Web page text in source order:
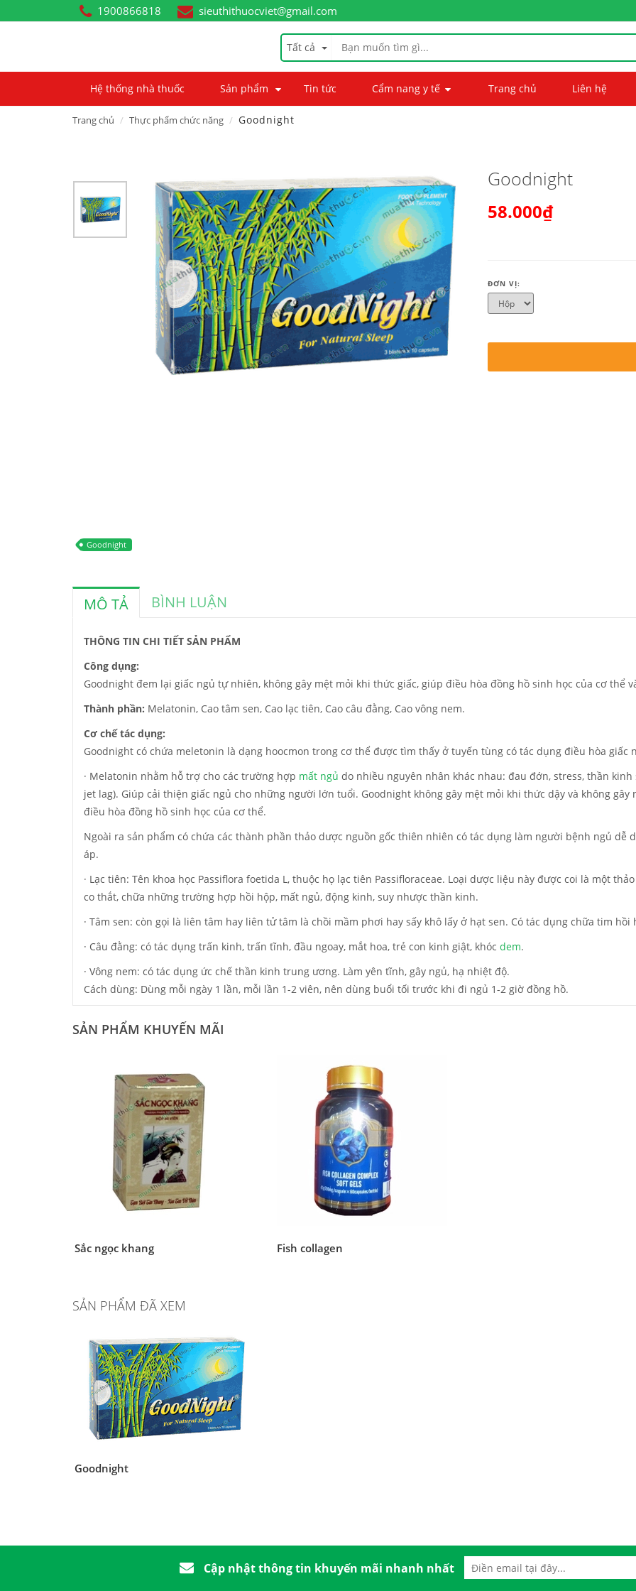
1900866818 sieuthithuocviet@gmail.com
Tất cả
Hệ thống nhà thuốc Sản phẩm Tin tức Cẩm nang y tế Trang chủ Liên hệ
Trang chủ Thực phẩm chức năng Goodnight
Goodnight
Goodnight
58.000₫
ĐƠN VỊ:
MÔ TẢ BÌNH LUẬN
THÔNG TIN CHI TIẾT SẢN PHẨM
Công dụng:
Goodnight đem lại giấc ngủ tự nhiên, không gây mệt mỏi khi thức giấc, giúp điều hòa đồng hồ sinh học của cơ thể
Thành phần: Melatonin, Cao tâm sen, Cao lạc tiên, Cao câu đằng, Cao vông nem.
Cơ chế tác dụng:
Goodnight có chứa meletonin là dạng hoocmon trong cơ thể được tìm thấy ở tuyến tùng có tác dụng điều hòa giấc
· Melatonin nhằm hỗ trợ cho các trường hợp mất ngủ do nhiều nguyên nhân khác nhau: đau đớn, stress, thần
jet lag). Giúp cải thiện giấc ngủ cho những người lớn tuổi. Goodnight không gây mệt mỏi khi thức dậy và không
điều hòa đồng hồ sinh học của cơ thể.
Ngoài ra sản phẩm có chứa các thành phần thảo dược nguồn gốc thiên nhiên có tác dụng làm người bệnh ngủ dễ
áp.
· Lạc tiên: Tên khoa học Passiflora foetida L, thuộc họ lạc tiên Passifloraceae. Loại dược liệu này được coi là một
co thắt, chữa những trường hợp hồi hộp, mất ngủ, động kinh, suy nhược thần kinh.
· Tâm sen: còn gọi là liên tâm hay liên tử tâm là chồi mầm phơi hay sấy khô lấy ở hạt sen. Có tác dụng chữa tim hồi
· Câu đằng: có tác dụng trấn kinh, trấn tĩnh, đầu ngoay, mắt hoa, trẻ con kinh giật, khóc dem.
· Vông nem: có tác dụng ức chế thần kinh trung ương. Làm yên tĩnh, gây ngủ, hạ nhiệt độ.
Cách dùng: Dùng mỗi ngày 1 lần, mỗi lần 1-2 viên, nên dùng buổi tối trước khi đi ngủ 1-2 giờ đồng hồ.
SẢN PHẨM KHUYẾN MÃI
Sắc ngọc khang Fish collagen
SẢN PHẨM ĐÃ XEM
Goodnight
Cập nhật thông tin khuyến mãi nhanh nhất